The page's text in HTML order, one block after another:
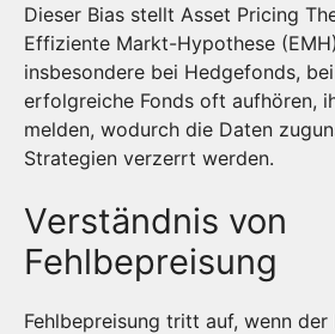
Dieser Bias stellt Asset Pricing
Effiziente Markt-Hypothese
insbesondere bei Hedgefonds,
erfolgreiche Fonds oft aufhören,
melden, wodurch die Daten
Strategien verzerrt werden.
Verständnis von
Fehlbepreisung
Fehlbepreisung tritt auf, wenn der